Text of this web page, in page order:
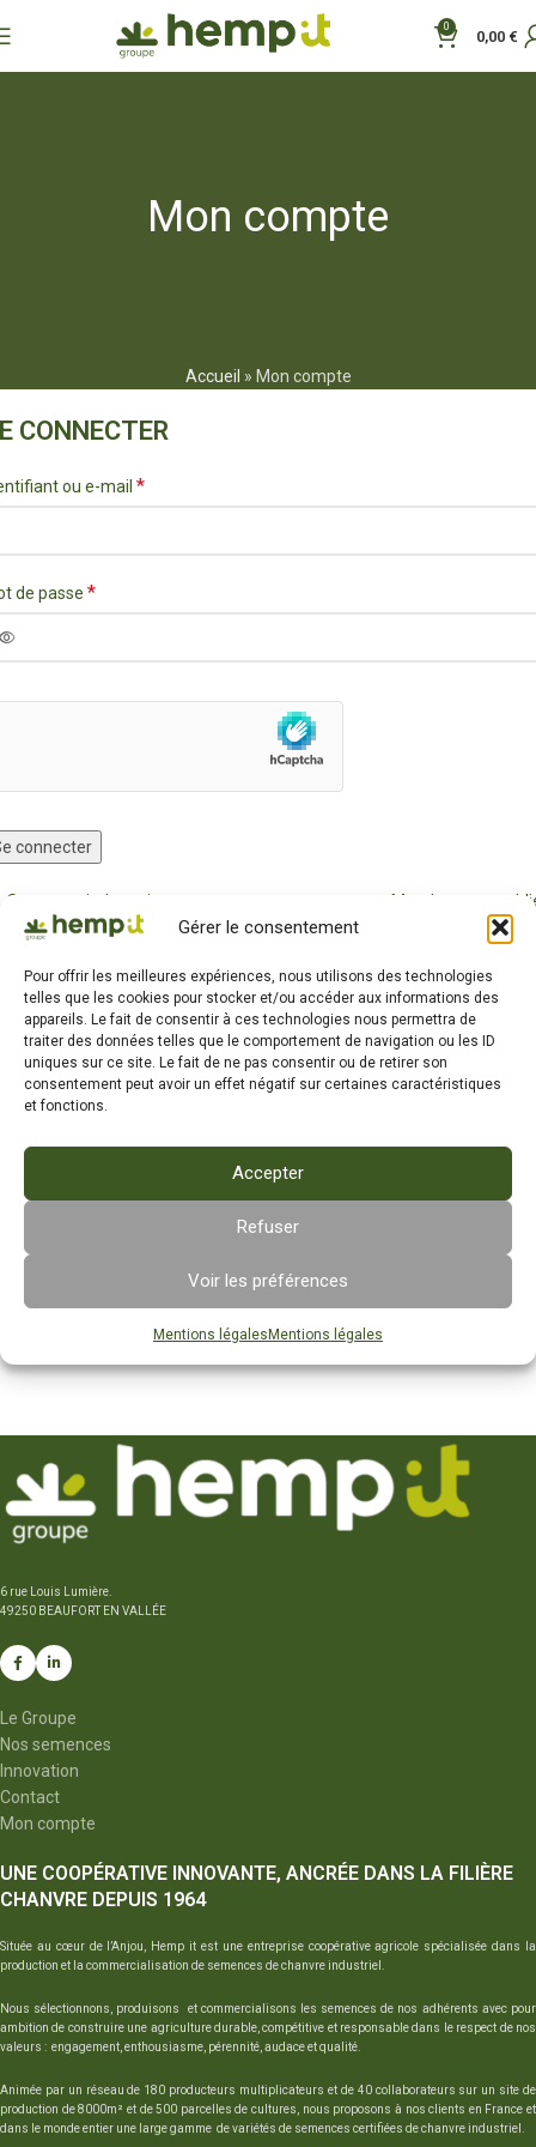
Gérer le consentement
Pour offrir les meilleures expériences, nous utilisons des technologies
telles que les cookies pour stocker et/ou accéder aux informations des
appareils. Le fait de consentir à ces technologies nous permettra de
traiter des données telles que le comportement de navigation ou les ID
uniques sur ce site. Le fait de ne pas consentir ou de retirer son
consentement peut avoir un effet négatif sur certaines caractéristiques
et fonctions.
Accepter
Refuser
Voir les préférences
Mentions légalesMentions légales
0
0,00 €
Mon compte
Accueil » Mon compte
CONNECTER
ou e-mail *
de passe *
connecter
Mot de passe
Se souvenir de moi
CRÉER MON COMPTE
L'inscription sur ce site vous permet d'accéder au
simplement les champs ci-dessous et nous créerons
votre compte rapidement.
Nous vous demanderons uniquement les informations
nécessaires pour accélérer et simplifier votre
demande.
S’INSCRIRE
6 rue Louis Lumière.
49250 BEAUFORT EN VALLÉE
Le Groupe
Nos semences
Innovation
Contact
Mon compte
UNE COOPÉRATIVE INNOVANTE, ANCRÉE DANS LA FILIÈRE
CHANVRE DEPUIS 1964
Située au cœur de l’Anjou, Hemp it est une entreprise coopérative agricole spécialisée dans la
production et la commercialisation de semences de chanvre industriel.
Nous sélectionnons, produisons et commercialisons les semences de nos adhérents avec pour
ambition de construire une agriculture durable, compétitive et responsable dans le respect de nos
valeurs : engagement, enthousiasme, pérennité, audace et qualité.
Animée par un réseau de 180 producteurs multiplicateurs et de 40 collaborateurs sur un site de
production de 8000m² et de 500 parcelles de cultures, nous proposons à nos clients en France et
dans le monde entier une large gamme de variétés de semences certifiées de chanvre industriel.